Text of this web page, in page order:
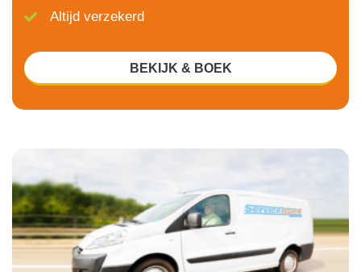
Altijd verzekerd
BEKIJK & BOEK